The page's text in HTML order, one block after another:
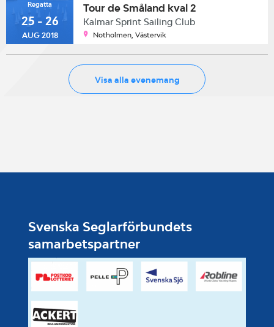
Regatta
25 - 26
AUG 2018
Tour de Småland kval 2
Kalmar Sprint Sailing Club
Notholmen, Västervik
Visa alla evenemang
Svenska Seglarförbundets
samarbetspartner